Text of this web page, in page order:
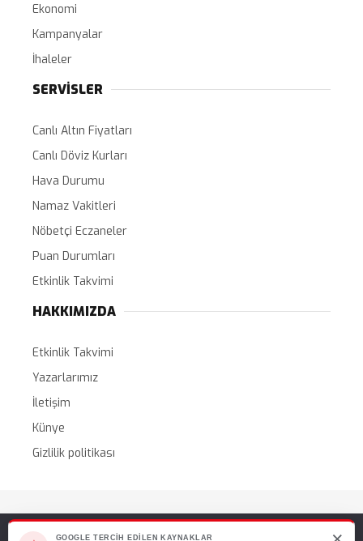
Ekonomi
Kampanyalar
İhaleler
SERVİSLER
Canlı Altın Fiyatları
Canlı Döviz Kurları
Hava Durumu
Namaz Vakitleri
Nöbetçi Eczaneler
Puan Durumları
Etkinlik Takvimi
HAKKIMIZDA
Etkinlik Takvimi
Yazarlarımız
İletişim
Künye
Gizlilik politikası
Tüm Hakları Saklıdır. |WordPress Haber Teması
Web sitemizde size en iyi deneyimi sunabilmemiz için çerezleri
GOOGLE TERCIH EDILEN KAYNAKLAR